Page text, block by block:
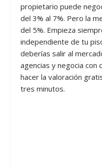
propietario puede
del 3% al 7%. Pero la
del 5%. Empieza
independiente de tu
deberías salir al
agencias y negocia con
hacer la valoración
tres minutos.